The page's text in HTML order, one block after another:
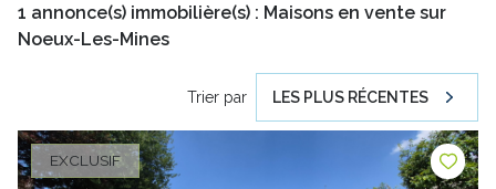
1 annonce(s) immobilière(s) : Maisons en vente sur
Noeux-Les-Mines
Trier par LES PLUS RÉCENTES
EXCLUSIF